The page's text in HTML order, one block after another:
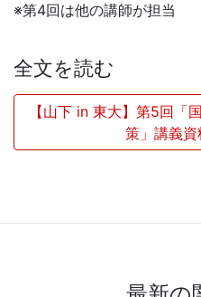
※第4回は他の講師が担当
全文を読む
【山下 in 東大】第5回「
策」講義